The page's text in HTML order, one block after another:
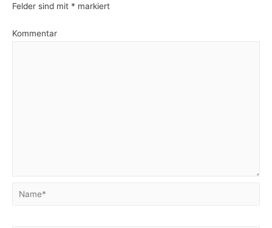
Felder sind mit * markiert
Kommentar
Name*